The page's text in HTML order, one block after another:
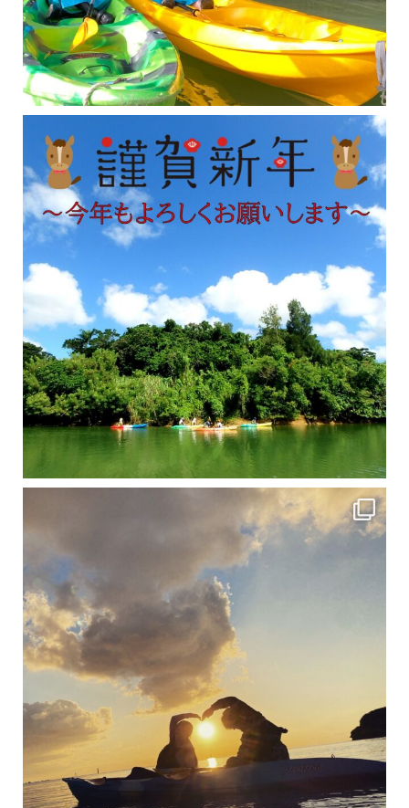
修学旅行シーズンも終わり、一気に冷え込んできました。 2025年今年もあっという間に終